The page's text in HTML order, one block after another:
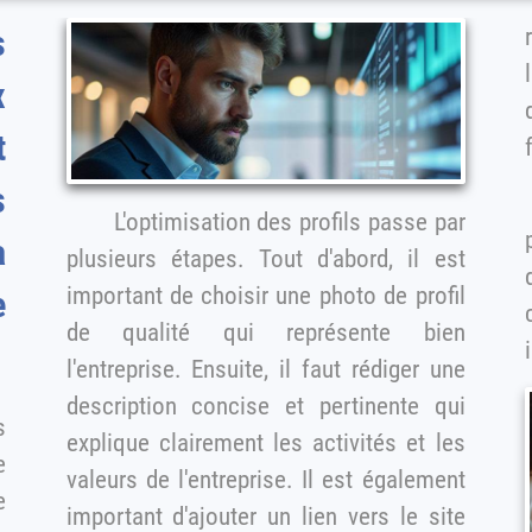
L'optimisation des profils passe par
plusieurs étapes. Tout d'abord, il est
important de choisir une photo de profil
de qualité qui représente bien
l'entreprise. Ensuite, il faut rédiger une
description concise et pertinente qui
explique clairement les activités et les
valeurs de l'entreprise. Il est également
important d'ajouter un lien vers le site